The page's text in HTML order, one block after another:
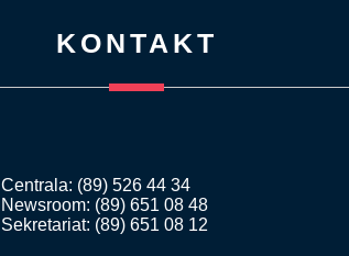
KONTAKT
Centrala: (89) 526 44 34
Newsroom: (89) 651 08 48
Sekretariat: (89) 651 08 12